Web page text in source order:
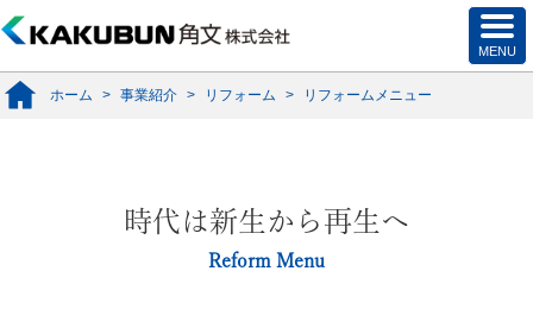
ホーム > 事業紹介 > リフォーム > リフォームメニュー
時代は新生から再生へ
Reform Menu